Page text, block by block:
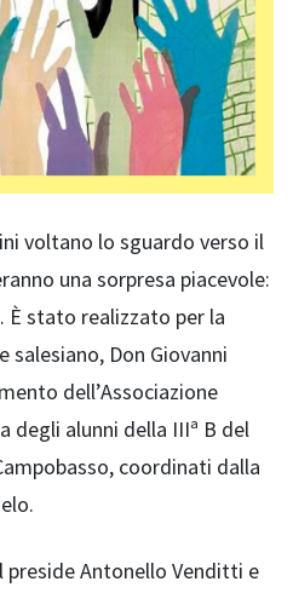
voltano lo sguardo verso il
una sorpresa piacevole:
È stato realizzato per la
salesiano, Don Giovanni
dell’Associazione
degli alunni della IIIª B del
coordinati dalla
Antonello Venditti e